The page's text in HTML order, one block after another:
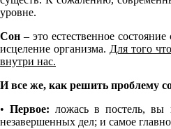
уровне.
Сон – это естественное
исцеление организма. Для того
внутри нас.
И все же, как решить проблему со
•Первое: ложась в постель, вы
незавершенных дел; и самое